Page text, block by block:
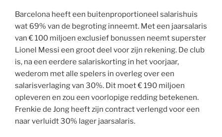
Barcelona heeft een buitenproportioneel salarishuis
wat 69% van de begroting inneemt. Met een jaarsalaris
van € 100 miljoen exclusief bonussen neemt superster
Lionel Messi een groot deel voor zijn rekening. De club
is, na een eerdere salariskorting in het voorjaar,
wederom met alle spelers in overleg over een
salarisverlaging van 30%. Dit moet € 190 miljoen
opleveren en zou een voorlopige redding betekenen.
Frenkie de Jong heeft zijn contract verlengd voor een
naar verluidt 30% lager jaarsalaris.